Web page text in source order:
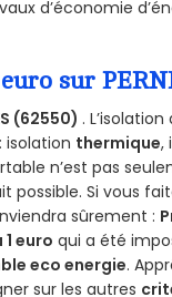
d’économie
sur
(62550) .
isolation thermique,
n’est pas
possible. Si vous
sûrement :
euro qui a été
eco energie.
sur les autres